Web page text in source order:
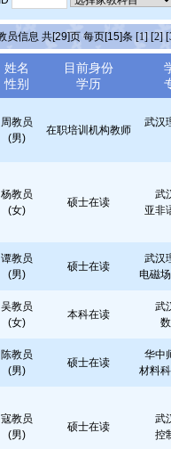
员信息 共[29]页 每页[15]条 [1] [2]
姓名
性别
目前身份
学历
周教员
(男)
在职培训机构教师
武汉
杨教员
(女)
硕士在读
武
亚非
谭教员
(男)
硕士在读
武汉
电磁
吴教员
(女)
本科在读
武
陈教员
(男)
硕士在读
华中
材料
寇教员
(男)
硕士在读
武
控